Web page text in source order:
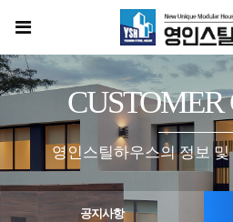
CUSTOMER
영인스틸하우스의 정보
공지사항